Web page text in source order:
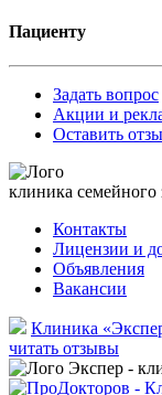
Пациенту
Задать вопрос
Акции и
Оставить
клиника семейного
Контакты
Лицензии и
Объявления
Вакансии
Клиника
читать отзывы